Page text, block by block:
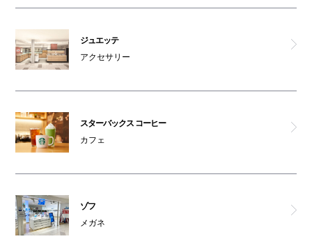
ジュエッテ
アクセサリー
スターバックス コーヒー
カフェ
ゾフ
メガネ